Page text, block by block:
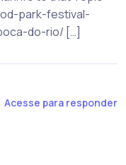
park-festival-
do-rio/ […]
Acesse para responder